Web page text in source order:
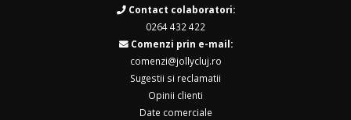
Contact colaboratori:
0264 432 422
Comenzi prin e-mail:
comenzi@jollycluj.ro
Sugestii si reclamatii
Opinii clienti
Date comerciale